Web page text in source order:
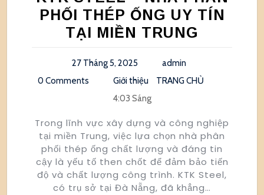
PHỐI THÉP ỐNG UY TÍN
TẠI MIỀN TRUNG
27 Tháng 5, 2025
admin
0 Comments
Giới thiệu
TRANG CHỦ
4:03 Sáng
Trong lĩnh vực xây dựng và công nghiệp
tại miền Trung, việc lựa chọn nhà phân
phối thép ống chất lượng và đáng tin
cậy là yếu tố then chốt để đảm bảo tiến
độ và chất lượng công trình. KTK Steel,
có trụ sở tại Đà Nẵng, đã khẳng…